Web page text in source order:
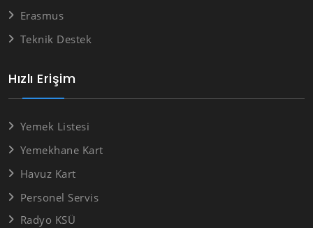
Hızlı Erişim
Yemek Listesi
Yemekhane Kart
Havuz Kart
Personel Servis
Radyo KSÜ
Erasmus
Teknik Destek